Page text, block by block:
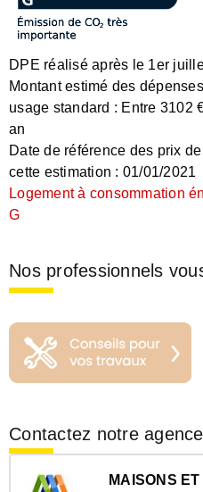
DPE réalisé après le 1er
Montant estimé des
usage standard : Entre 3102
an
Date de référence des prix
cette estimation : 01/01/2021
Logement à consommation
G
Nos professionnels
Contactez notre
MAISONS